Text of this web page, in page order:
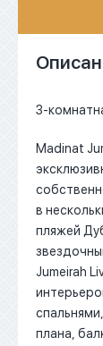
3-
Madinat
в
пляжей
Jumeirah
плана,